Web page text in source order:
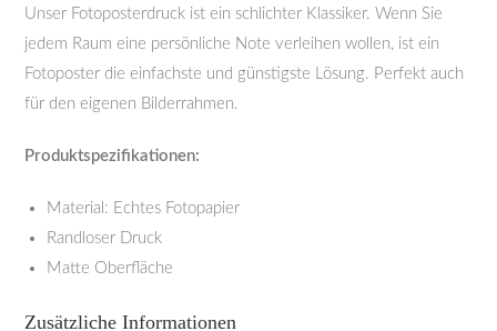
Unser Fotoposterdruck ist ein schlichter Klassiker. Wenn Sie
jedem Raum eine persönliche Note verleihen wollen, ist ein
Fotoposter die einfachste und günstigste Lösung. Perfekt auch
für den eigenen Bilderrahmen.
Produktspezifikationen:
Material: Echtes Fotopapier
Randloser Druck
Matte Oberfläche
Zusätzliche Informationen